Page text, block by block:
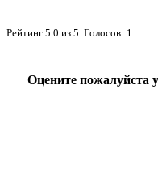
Рейтинг 5.0 из 5. Голосов: 1
Оцените пожалуйста